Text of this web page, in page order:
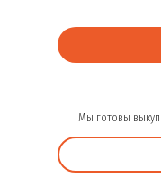
Мы готовы